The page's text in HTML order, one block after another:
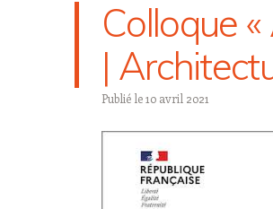
Colloque
|
Publié le10 avril 2021